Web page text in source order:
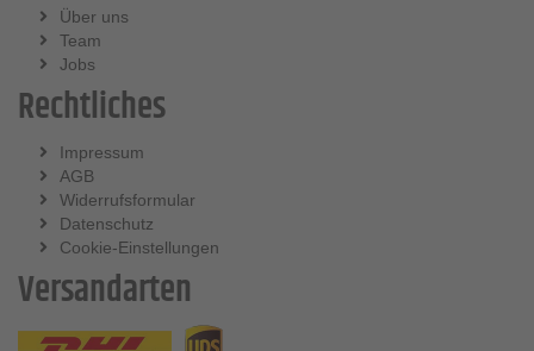
Über uns
Team
Jobs
Rechtliches
Impressum
AGB
Widerrufsformular
Datenschutz
Cookie-Einstellungen
Versandarten